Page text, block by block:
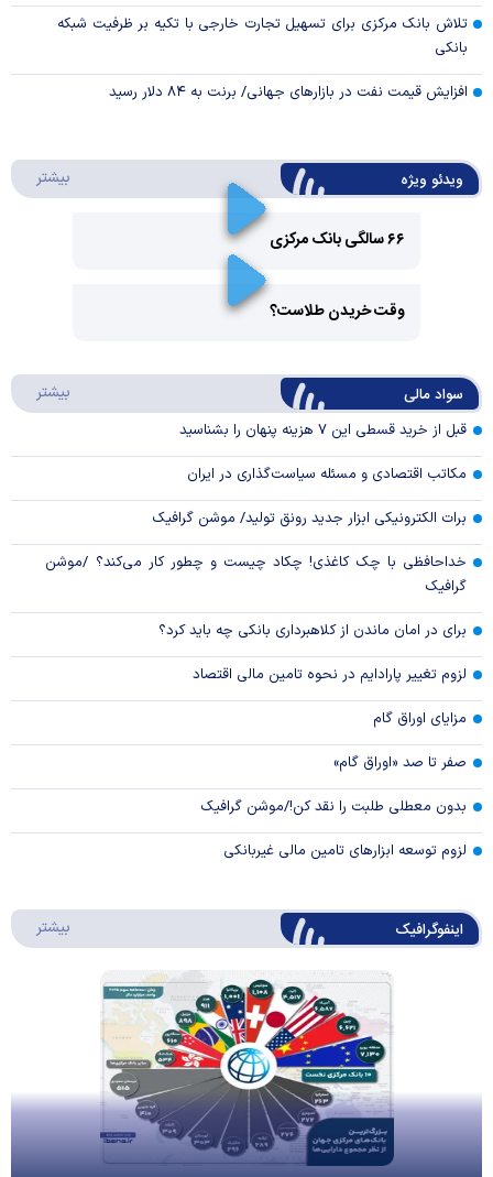
تلاش بانک مرکزی برای تسهیل تجارت خارجی با تکیه بر ظرفیت شبکه
بانکی
افزایش قیمت نفت در بازارهای جهانی/ برنت به ۸۴ دلار رسید
ویدئو ویژه بیشتر
۶۶ سالگی بانک مرکزی
Video
وقت خریدن طلاست؟
سواد مالی بیشتر
قبل از خرید قسطی این ۷ هزینه پنهان را بشناسید
مکاتب اقتصادی و مسئله سیاست‌گذاری در ایران
برات الکترونیکی ابزار جدید رونق تولید/ موشن گرافیک
خداحافظی با چک کاغذی! چکاد چیست و چطور کار می‌کند؟ /موشن
گرافیک
برای در امان ماندن از کلاهبرداری بانکی چه باید کرد؟
لزوم تغییر پارادایم در نحوه تامین مالی اقتصاد
مزایای اوراق گام
صفر تا صد «اوراق گام»
بدون معطلی طلبت را نقد کن!/موشن گرافیک
لزوم توسعه ابزارهای تامین مالی غیربانکی
اینفوگرافیک بیشتر